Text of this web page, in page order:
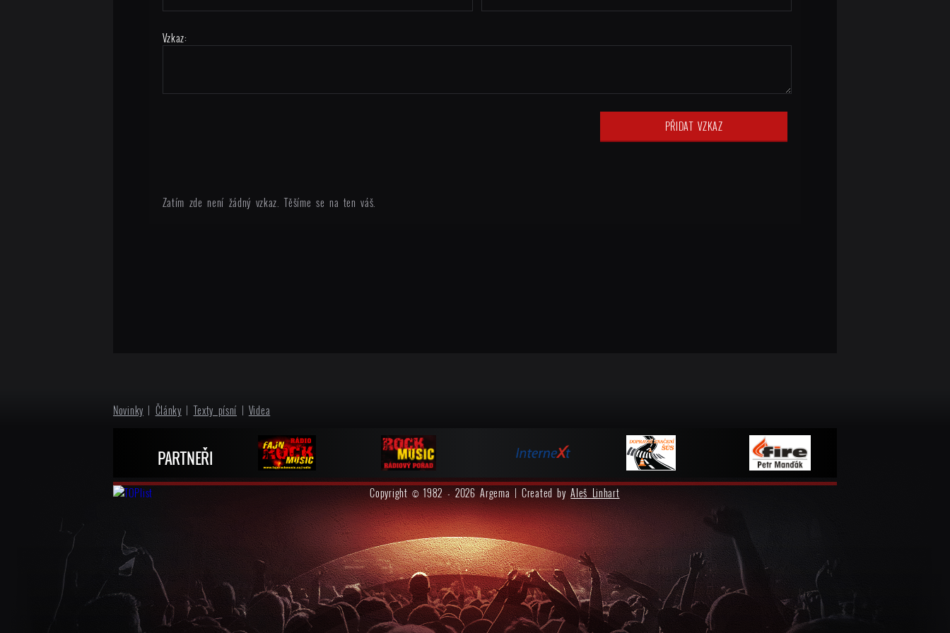
Vzkaz:
Zatím zde není žádný vzkaz. Těšíme se na ten váš.
Novinky | Články |Texty písní | Videa
PARTNEŘI
Copyright © 1982 - 2026 Argema | Created byAleš Linhart